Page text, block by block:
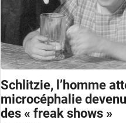
Schlitzie, l’homme
microcéphalie
des « freak shows »